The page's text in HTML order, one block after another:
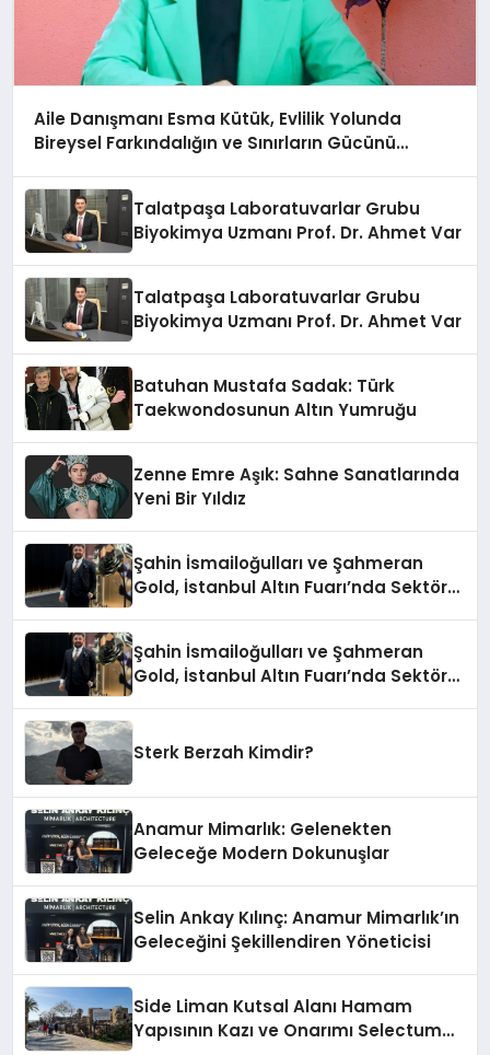
Aile Danışmanı Esma Kütük, Evlilik Yolunda
Bireysel Farkındalığın ve Sınırların Gücünü
Talatpaşa Laboratuvarlar Grubu
Biyokimya Uzmanı Prof. Dr. Ahmet Var
Talatpaşa Laboratuvarlar Grubu
Biyokimya Uzmanı Prof. Dr. Ahmet Var
Batuhan Mustafa Sadak: Türk
Taekwondosunun Altın Yumruğu
Zenne Emre Aşık: Sahne Sanatlarında
Yeni Bir Yıldız
Şahin İsmailoğulları ve Şahmeran
Gold, İstanbul Altın Fuarı’nda Sektöre
Şahin İsmailoğulları ve Şahmeran
Gold, İstanbul Altın Fuarı’nda Sektöre
Sterk Berzah Kimdir?
Anamur Mimarlık: Gelenekten
Geleceğe Modern Dokunuşlar
Selin Ankay Kılınç: Anamur Mimarlık’ın
Geleceğini Şekillendiren Yöneticisi
Side Liman Kutsal Alanı Hamam
Yapısının Kazı ve Onarımı Selectum